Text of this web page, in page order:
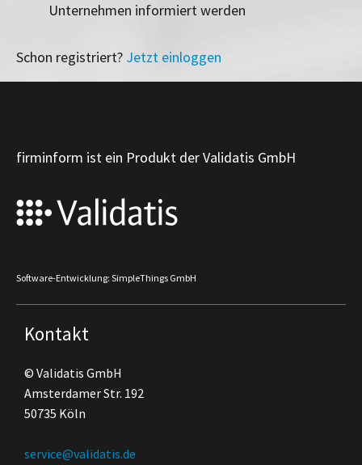
Unternehmen informiert werden
Schon registriert? Jetzt einloggen
firminform ist ein Produkt der Validatis GmbH
Software-Entwicklung: SimpleThings GmbH
Kontakt
© Validatis GmbH
Amsterdamer Str. 192
50735 Köln
service@validatis.de